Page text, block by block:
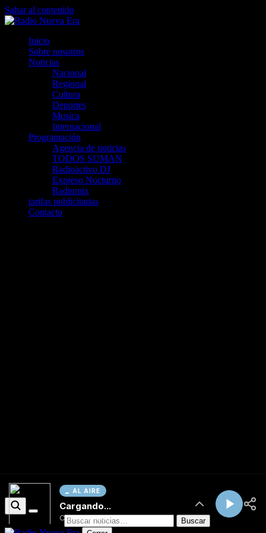
AL AIRE
Cargando...
Conectando...